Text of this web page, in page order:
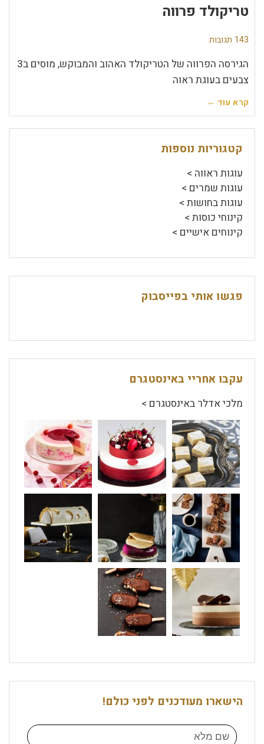
טריקולד פרווה
143 תגובות
הגירסה הפרווה של הטריקולד האהוב והמבוקש, מוסים ב3
צבעים בעוגת ראוה
קרא עוד ←
קטגוריות נוספות
עוגות ראווה >
עוגות שמרים >
עוגות בחושות >
קינוחי כוסות >
קינוחים אישיים >
פגשו אותי בפייסבוק
עקבו אחריי באינסטגרם
מלכי אדלר באינסטגרם >
הישארו מעודכנים לפני כולם!